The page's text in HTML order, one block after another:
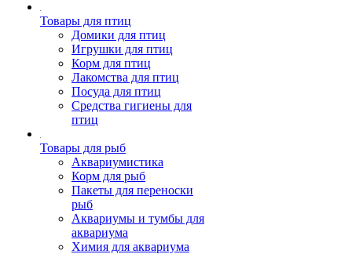
Товары для птиц
Домики для птиц
Игрушки для птиц
Корм для птиц
Лакомства для птиц
Посуда для птиц
Средства гигиены для
птиц
Товары для рыб
Аквариумистика
Корм для рыб
Пакеты для переноски
рыб
Аквариумы и тумбы для
аквариума
Химия для аквариума